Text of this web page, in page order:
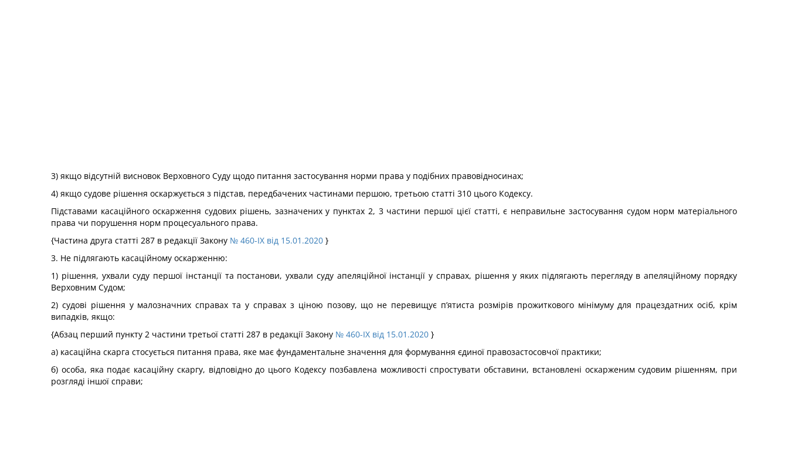
3) якщо відсутній висновок Верховного Суду щодо питання застосування норми права у подібних правовідносинах;
4) якщо судове рішення оскаржується з підстав, передбачених частинами першою, третьою статті 310 цього Кодексу.
Підставами касаційного оскарження судових рішень, зазначених у пунктах 2, 3 частини першої цієї статті, є неправильне застосування судом норм матеріального
права чи порушення норм процесуального права.
{Частина друга статті 287 в редакції Закону № 460-IX від 15.01.2020 }
3. Не підлягають касаційному оскарженню:
1) рішення, ухвали суду першої інстанції та постанови, ухвали суду апеляційної інстанції у справах, рішення у яких підлягають перегляду в апеляційному порядку
Верховним Судом;
2) судові рішення у малозначних справах та у справах з ціною позову, що не перевищує п’ятиста розмірів прожиткового мінімуму для працездатних осіб, крім
випадків, якщо:
{Абзац перший пункту 2 частини третьої статті 287 в редакції Закону № 460-IX від 15.01.2020 }
а) касаційна скарга стосується питання права, яке має фундаментальне значення для формування єдиної правозастосовчої практики;
б) особа, яка подає касаційну скаргу, відповідно до цього Кодексу позбавлена можливості спростувати обставини, встановлені оскарженим судовим рішенням, при
розгляді іншої справи;